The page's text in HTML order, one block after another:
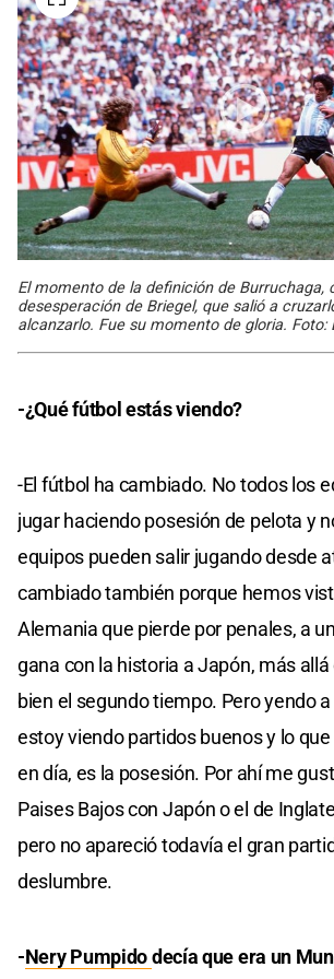
El momento de la definición de Burruchaga,
desesperación de Briegel, que salió a
alcanzarlo. Fue su momento de gloria. Foto:
-¿Qué fútbol estás viendo?
-El fútbol ha cambiado. No todos los
jugar haciendo posesión de pelota y
equipos pueden salir jugando desde
cambiado también porque hemos
Alemania que pierde por penales, a
gana con la historia a Japón, más
bien el segundo tiempo. Pero yendo
estoy viendo partidos buenos y lo
en día, es la posesión. Por ahí me
Paises Bajos con Japón o el de
pero no apareció todavía el gran
deslumbre.
-Nery Pumpidodecía que era un